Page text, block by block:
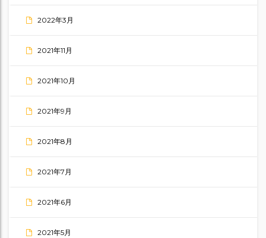
2022年3月
2021年11月
2021年10月
2021年9月
2021年8月
2021年7月
2021年6月
2021年5月